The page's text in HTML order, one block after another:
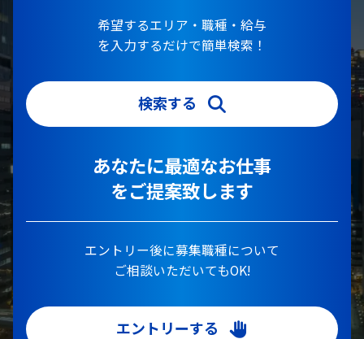
希望するエリア・職種・給与
を入力するだけで簡単検索！
検索する
あなたに最適なお仕事
をご提案致します
エントリー後に募集職種について
ご相談いただいてもOK!
エントリーする